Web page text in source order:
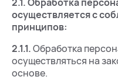
осуществляется с
принципов:
2.1.1.Обработка
осуществляться на
основе.